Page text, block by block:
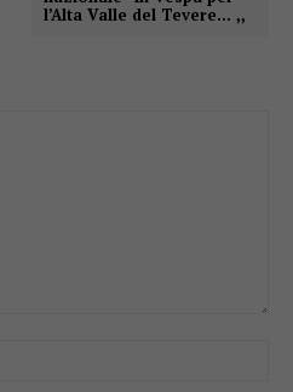
l’Alta Valle del Tevere… ,,